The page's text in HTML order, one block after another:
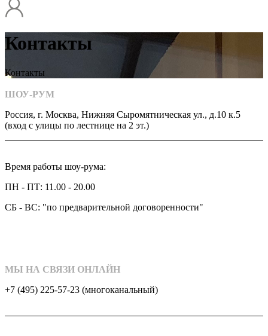
Контакты
Контакты
ШОУ-РУМ
Россия, г. Москва, Нижняя Сыромятническая ул., д.10 к.5
(вход с улицы по лестнице на 2 эт.)
Время работы шоу-рума:
ПН - ПТ: 11.00 - 20.00
СБ - ВС: "по предварительной договоренности"
МЫ НА СВЯЗИ ОНЛАЙН
+7 (495) 225-57-23 (многоканальный)